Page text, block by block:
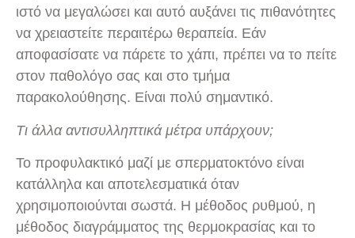
ιστό να μεγαλώσει και αυτό αυξάνει τις πιθανότητες
να χρειαστείτε περαιτέρω θεραπεία. Εάν
αποφασίσατε να πάρετε το χάπι, πρέπει να το πείτε
στον παθολόγο σας και στο τμήμα
παρακολούθησης. Είναι πολύ σημαντικό.
Τι άλλα αντισυλληπτικά μέτρα υπάρχουν;
Το προφυλακτικό μαζί με σπερματοκτόνο είναι
κατάλληλα και αποτελεσματικά όταν
χρησιμοποιούνται σωστά. Η μέθοδος ρυθμού, η
μέθοδος διαγράμματος της θερμοκρασίας και το